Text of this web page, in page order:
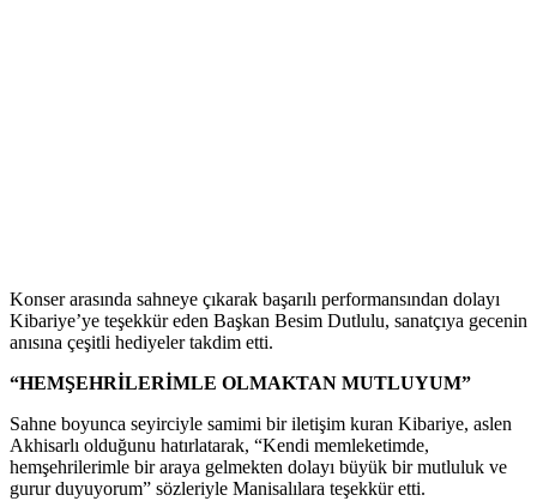
Konser arasında sahneye çıkarak başarılı performansından dolayı
Kibariye’ye teşekkür eden Başkan Besim Dutlulu, sanatçıya gecenin
anısına çeşitli hediyeler takdim etti.
“HEMŞEHRİLERİMLE OLMAKTAN MUTLUYUM”
Sahne boyunca seyirciyle samimi bir iletişim kuran Kibariye, aslen
Akhisarlı olduğunu hatırlatarak, “Kendi memleketimde,
hemşehrilerimle bir araya gelmekten dolayı büyük bir mutluluk ve
gurur duyuyorum” sözleriyle Manisalılara teşekkür etti.